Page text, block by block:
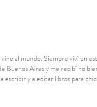
al mundo. Siempre viví en
Buenos Aires y me recibí no
y a editar libros para